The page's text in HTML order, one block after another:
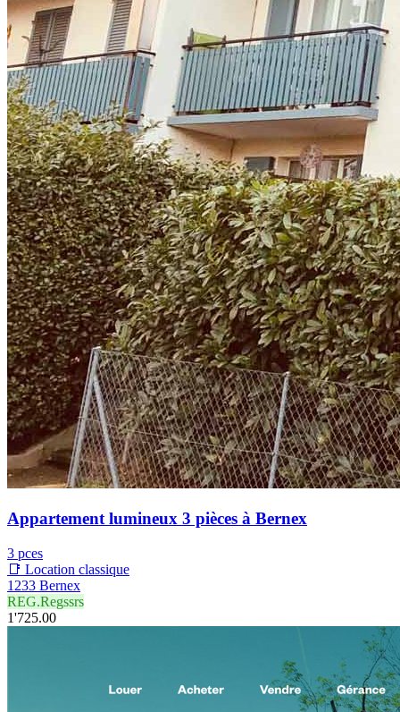
Appartement lumineux 3 pièces à Bernex
3 pces
📑 Location classique
1233 Bernex
REG.Regssrs
1'725.00